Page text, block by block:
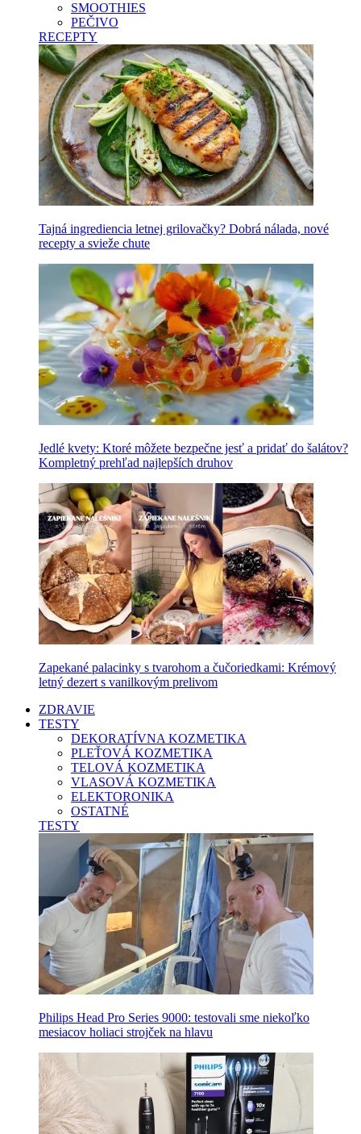
SMOOTHIES
PEČIVO
RECEPTY
Tajná ingrediencia letnej grilovačky? Dobrá nálada, nové
recepty a svieže chute
Jedlé kvety: Ktoré môžete bezpečne jesť a pridať do šalátov?
Kompletný prehľad najlepších druhov
Zapekané palacinky s tvarohom a čučoriedkami: Krémový
letný dezert s vanilkovým prelivom
ZDRAVIE
TESTY
DEKORATÍVNA KOZMETIKA
PLEŤOVÁ KOZMETIKA
TELOVÁ KOZMETIKA
VLASOVÁ KOZMETIKA
ELEKTORONIKA
OSTATNÉ
TESTY
Philips Head Pro Series 9000: testovali sme niekoľko
mesiacov holiaci strojček na hlavu